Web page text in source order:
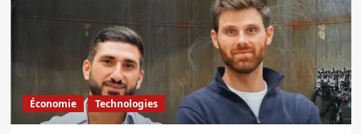
Économie Technologies